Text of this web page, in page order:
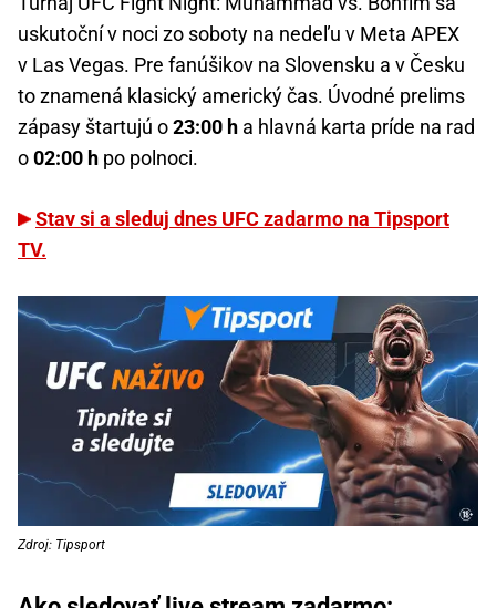
uskutoční v noci zo soboty na nedeľu v Meta APEX
v Las Vegas. Pre fanúšikov na Slovensku a v Česku
to znamená klasický americký čas. Úvodné prelims
zápasy štartujú o23:00 h a hlavná karta príde na rad
o02:00 h po polnoci.
Stav si a sleduj dnes UFC zadarmo na Tipsport
TV.
Zdroj: Tipsport